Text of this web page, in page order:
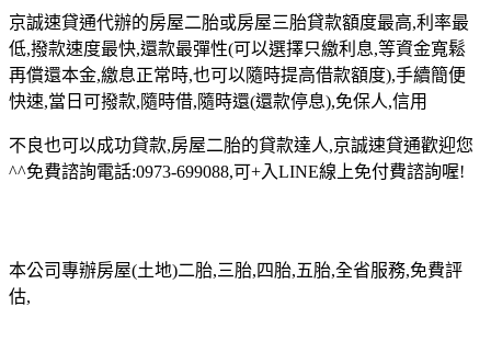
京誠速貸通代辦的房屋二胎或房屋三胎貸款額度最高,利率最
低,撥款速度最快,還款最彈性(可以選擇只繳利息,等資金寬鬆
再償還本金,繳息正常時,也可以隨時提高借款額度),手續簡便
快速,當日可撥款,隨時借,隨時還(還款停息),免保人,信用
不良也可以成功貸款,房屋二胎的貸款達人,京誠速貸通歡迎您
^^免費諮詢電話:0973-699088,可+入LINE線上免付費諮詢喔!
本公司專辦房屋(土地)二胎,三胎,四胎,五胎,全省服務,免費評
估,